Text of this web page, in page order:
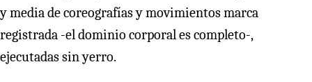
y media de coreografías y movimientos marca
registrada -el dominio corporal es completo-,
ejecutadas sin yerro.